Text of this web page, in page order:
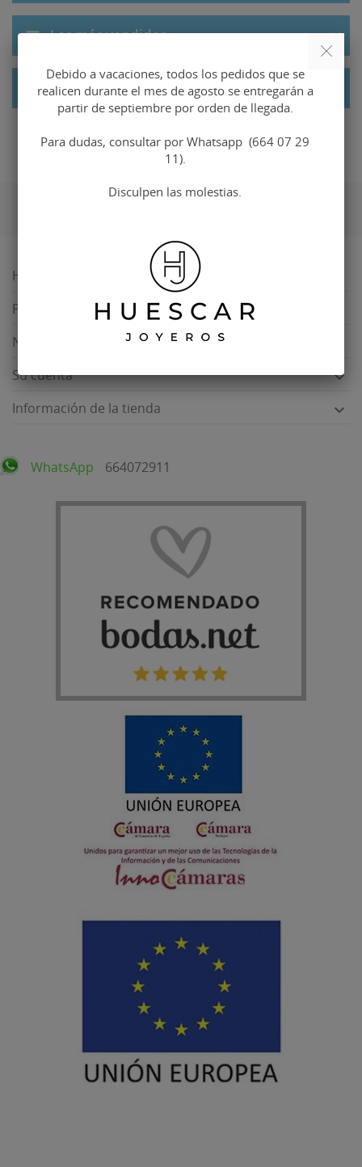
Los más vendidos
En oferta
WhatsApp 664072911
HUÉSCAR JOYEROS
Productos
Nuestra empresa
Su cuenta 
Información de la tienda 
WhatsApp 664072911
Debido a vacaciones, todos los pedidos que se
realicen durante el mes de agosto se entregarán a
partir de septiembre por orden de llegada.
Para dudas, consultar por Whatsapp (664 07 29
11).
Disculpen las molestias.